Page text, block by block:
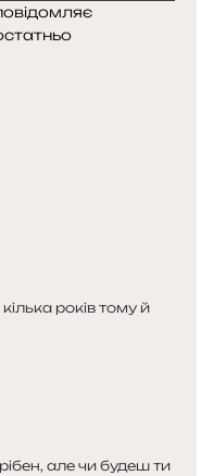
років тому й
але чи будеш ти